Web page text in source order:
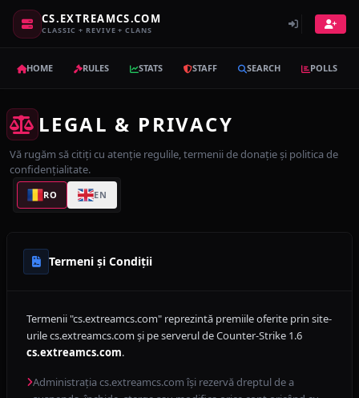
CS.EXTREAMCS.COM
CLASSIC + REVIVE + CLANS
HOME RULES STATS STAFF SEARCH POLLS
LEGAL & PRIVACY
Vă rugăm să citiți cu atenție regulile, termenii de donație și politica de
confidențialitate.
RO EN
Termeni și Condiții
Termenii "cs.extreamcs.com" reprezintă premiile oferite prin site-
urile cs.extreamcs.com și pe serverul de Counter-Strike 1.6
cs.extreamcs.com.
Administrația cs.extreamcs.com își rezervă dreptul de a